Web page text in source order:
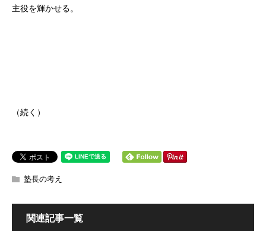
主役を輝かせる。
（続く）
塾長の考え
関連記事一覧